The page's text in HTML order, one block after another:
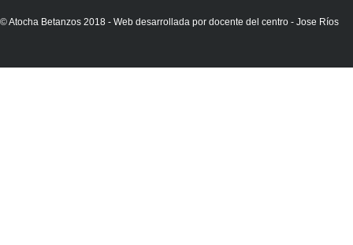
© Atocha Betanzos 2018 - Web desarrollada por docente del centro - Jose Ríos